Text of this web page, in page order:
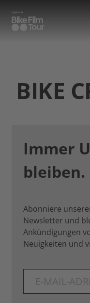
BIKE
Immer
bleiben.
Abonniere
Newsletter und
Ankündigungen
Neuigkeiten und